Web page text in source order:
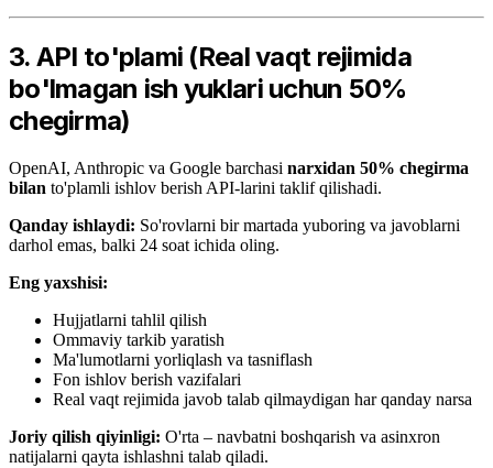
3. API to'plami (Real vaqt rejimida
bo'lmagan ish yuklari uchun 50%
chegirma)
OpenAI, Anthropic va Google barchasi narxidan 50% chegirma
bilan to'plamli ishlov berish API-larini taklif qilishadi.
Qanday ishlaydi: So'rovlarni bir martada yuboring va javoblarni
darhol emas, balki 24 soat ichida oling.
Eng yaxshisi:
Hujjatlarni tahlil qilish
Ommaviy tarkib yaratish
Ma'lumotlarni yorliqlash va tasniflash
Fon ishlov berish vazifalari
Real vaqt rejimida javob talab qilmaydigan har qanday narsa
Joriy qilish qiyinligi: O'rta – navbatni boshqarish va asinxron
natijalarni qayta ishlashni talab qiladi.